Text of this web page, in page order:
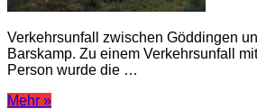
Verkehrsunfall zwischen Göddingen
Barskamp. Zu einem Verkehrsunfall
Person wurde die …
Mehr »